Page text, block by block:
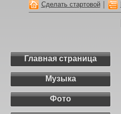
Сделать стартовой
Главная страница
Музыка
Фото